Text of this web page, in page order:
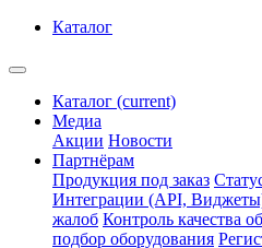
Каталог
Каталог (current)
Медиа
Акции Новости
Партнёрам
Продукция под заказ
Интеграции (API,
жалоб Контроль качества
подбор оборудования